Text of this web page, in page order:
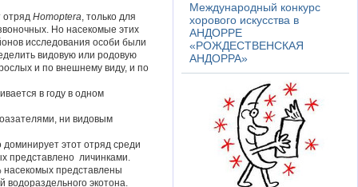
отряд Homoptera, только для
Но насекомые этих
исследования особи были
видовую или родовую
и по внешнему виду, и по
в году в одном
ни видовым
этот отряд среди
представлено личинками.
представлены
водораздельного экотона.
Международный конкурс
хорового искусства в
АНДОРРЕ
«РОЖДЕСТВЕНСКАЯ
АНДОРРА»